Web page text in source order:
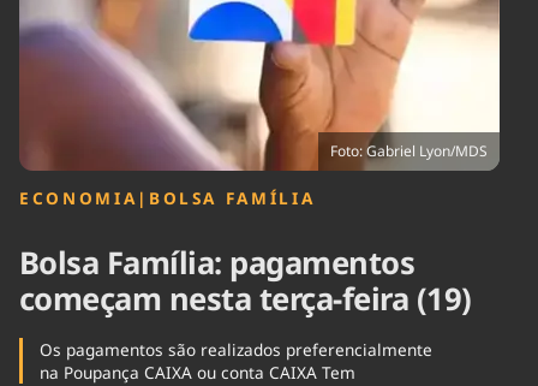
Cinema
Infraestrutura
Internacional
Tempo
Foto: Gabriel Lyon/MDS
ECONOMIA | BOLSA FAMÍLIA
Bolsa Família: pagamentos
começam nesta terça-feira (19)
Os pagamentos são realizados preferencialmente
na Poupança CAIXA ou conta CAIXA Tem